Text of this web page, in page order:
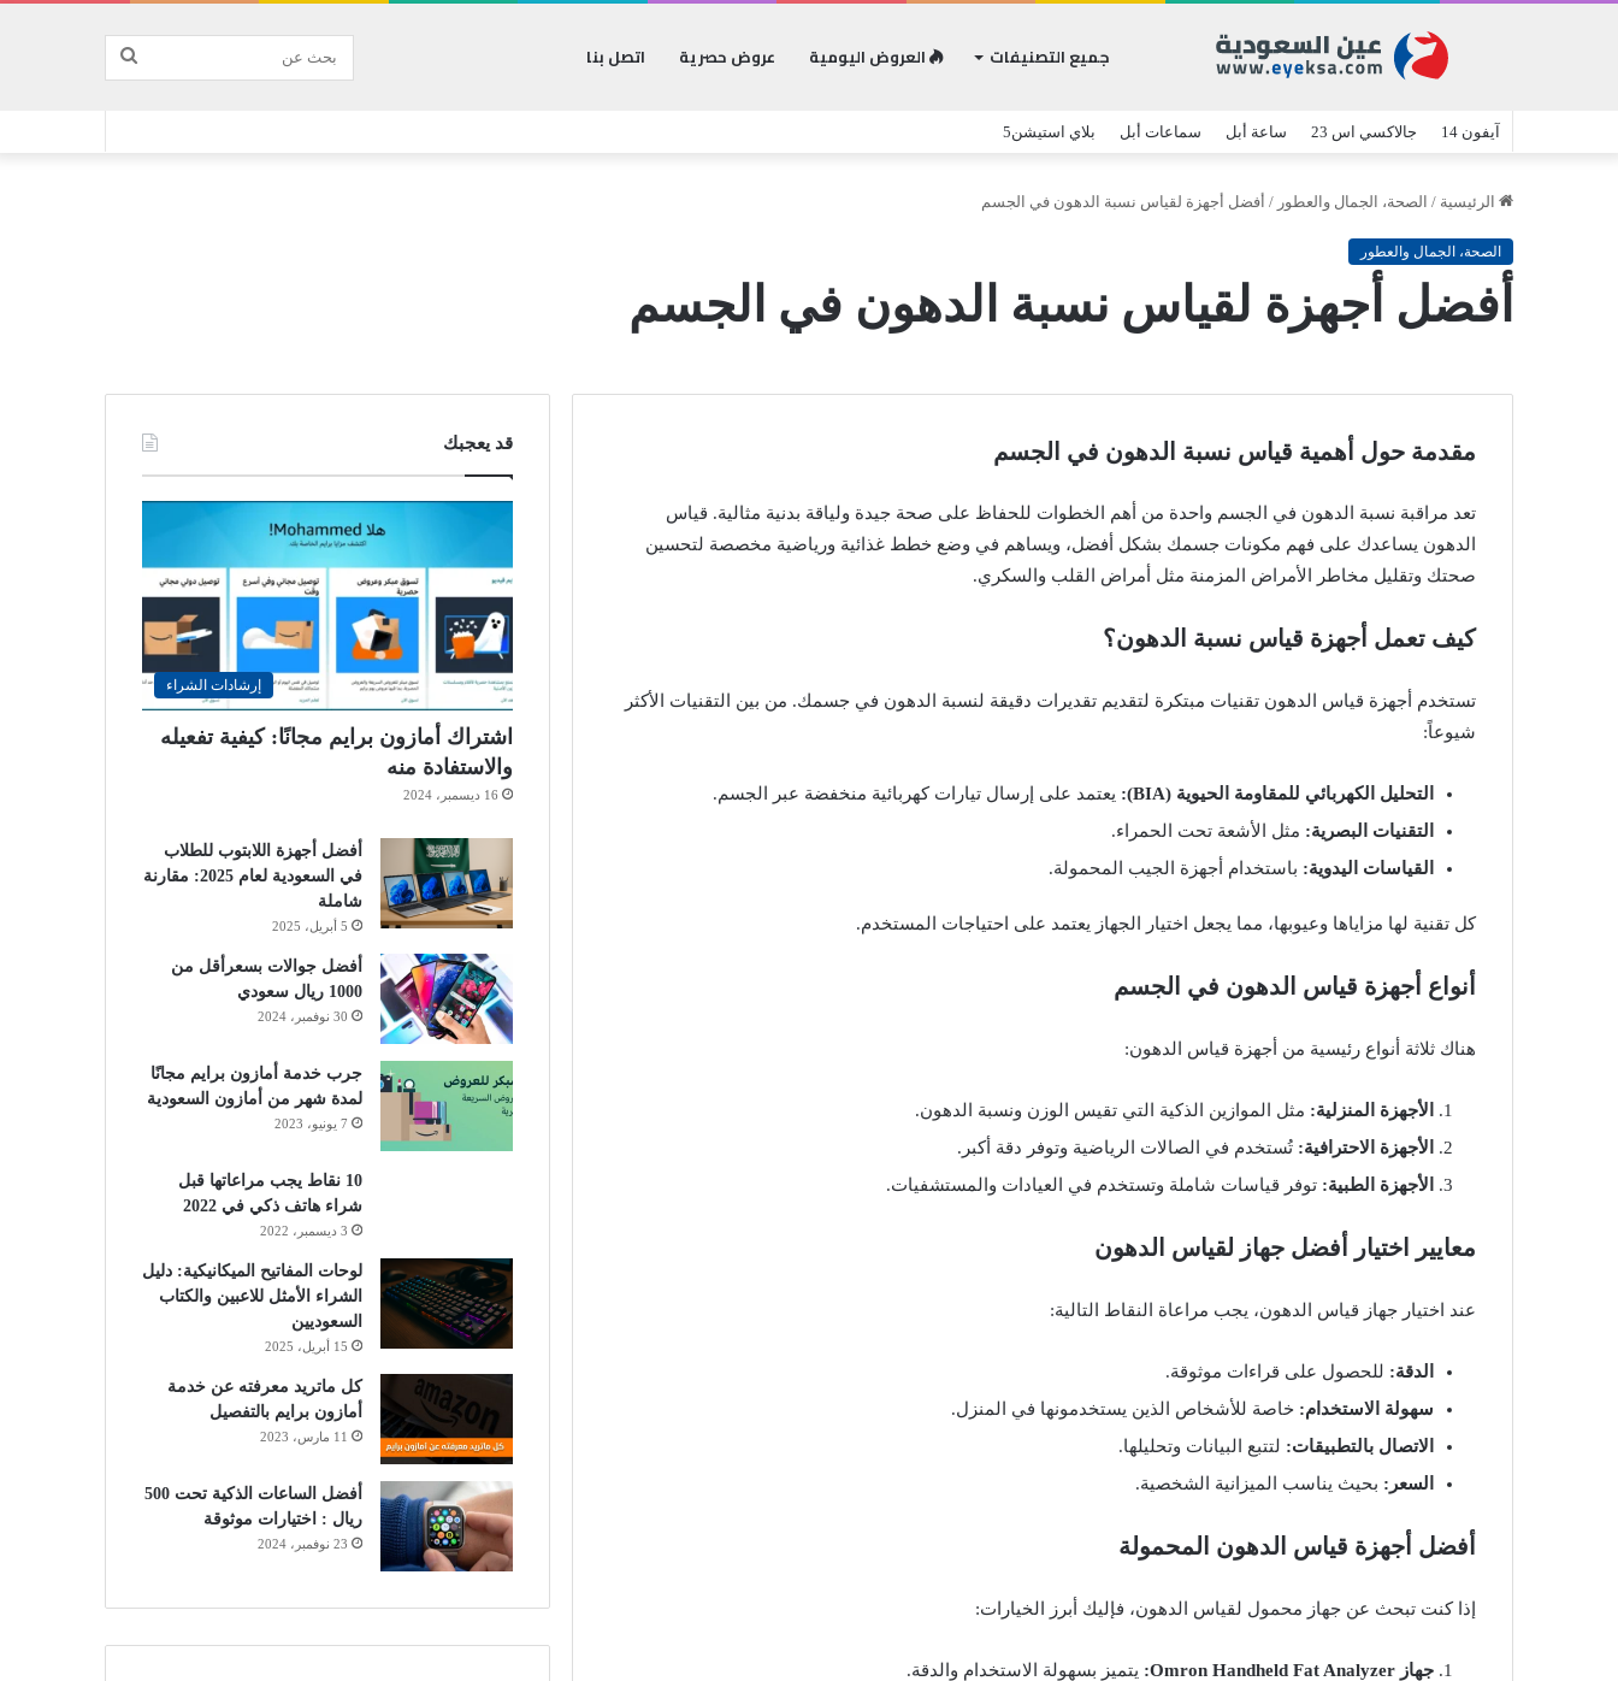
جميع التصنيفات العروض اليومية عروض حصرية اتصل بنا بحث
آيفون 14 جالاكسي اس 23 ساعة أبل سماعات أبل بلاي استيشن5
الرئيسية / الصحة، الجمال والعطور / أفضل أجهزة لقياس نسبة الدهون في الجسم
الصحة، الجمال والعطور
أفضل أجهزة لقياس نسبة الدهون في الجسم
مقدمة حول أهمية قياس نسبة الدهون في الجسم
تعد مراقبة نسبة الدهون في الجسم واحدة من أهم الخطوات للحفاظ على صحة جيدة ولياقة بدنية مثالية. قياس
الدهون يساعدك على فهم مكونات جسمك بشكل أفضل، ويساهم في وضع خطط غذائية ورياضية مخصصة لتحسين
صحتك وتقليل مخاطر الأمراض المزمنة مثل أمراض القلب والسكري.
كيف تعمل أجهزة قياس نسبة الدهون؟
تستخدم أجهزة قياس الدهون تقنيات مبتكرة لتقديم تقديرات دقيقة لنسبة الدهون في جسمك. من بين التقنيات الأكثر
شيوعاً:
التحليل الكهربائي للمقاومة الحيوية (BIA):
يعتمد على إرسال تيارات كهربائية منخفضة عبر الجسم.
التقنيات البصرية: مثل الأشعة تحت الحمراء.
القياسات اليدوية: باستخدام أجهزة الجيب المحمولة.
كل تقنية لها مزاياها وعيوبها، مما يجعل اختيار الجهاز يعتمد على احتياجات المستخدم.
أنواع أجهزة قياس الدهون في الجسم
هناك ثلاثة أنواع رئيسية من أجهزة قياس الدهون:
الأجهزة المنزلية: مثل الموازين الذكية التي تقيس الوزن ونسبة الدهون.
الأجهزة الاحترافية: تُستخدم في الصالات الرياضية وتوفر دقة أكبر.
الأجهزة الطبية: توفر قياسات شاملة وتستخدم في العيادات والمستشفيات.
معايير اختيار أفضل جهاز لقياس الدهون
عند اختيار جهاز قياس الدهون، يجب مراعاة النقاط التالية:
الدقة: للحصول على قراءات موثوقة.
سهولة الاستخدام: خاصة للأشخاص الذين يستخدمونها في المنزل.
الاتصال بالتطبيقات: لتتبع البيانات وتحليلها.
السعر: بحيث يناسب الميزانية الشخصية.
أفضل أجهزة قياس الدهون المحمولة
إذا كنت تبحث عن جهاز محمول لقياس الدهون، فإليك أبرز الخيارات:
جهاز Omron Handheld Fat Analyzer:
يتميز بسهولة الاستخدام والدقة.
قد يعجبك
إرشادات الشراء
اشتراك أمازون برايم مجانًا: كيفية تفعيله
والاستفادة منه
16 ديسمبر، 2024
أفضل أجهزة اللابتوب للطلاب
في السعودية لعام 2025: مقارنة
شاملة
5 أبريل، 2025
أفضل جوالات بسعرأقل من
1000 ريال سعودي
30 نوفمبر، 2024
جرب خدمة أمازون برايم مجانًا
لمدة شهر من أمازون السعودية
7 يونيو، 2023
10 نقاط يجب مراعاتها قبل
شراء هاتف ذكي في 2022
3 ديسمبر، 2022
لوحات المفاتيح الميكانيكية: دليل
الشراء الأمثل للاعبين والكتاب
السعوديين
15 أبريل، 2025
كل ماتريد معرفته عن خدمة
أمازون برايم بالتفصيل
11 مارس، 2023
أفضل الساعات الذكية تحت 500
ريال : اختيارات موثوقة
23 نوفمبر، 2024